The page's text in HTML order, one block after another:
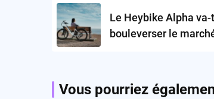
navigationLe Heybike Alpha
bouleverser le
Vous pourriez